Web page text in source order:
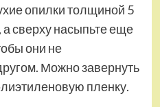
опилки толщиной 5
сверху насыпьте еще
они не
Можно завернуть
пленку.